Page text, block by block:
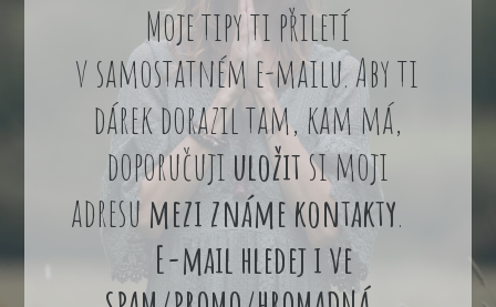
Moje tipy ti přiletí
v samostatném e-mailu. Aby ti
dárek dorazil tam, kam má,
doporučujiuložitsi moji
adresu mezi známe kontakty.
E-mail hledej i ve